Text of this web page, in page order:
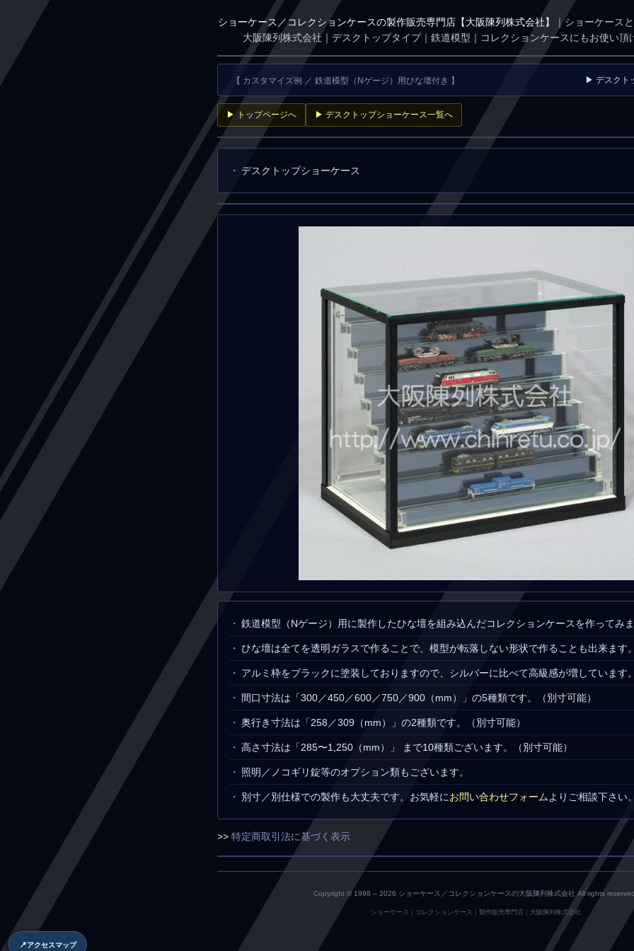
ショーケース／コレクションケースの製作販売専門店【大阪陳列株式会社】
｜ショーケース
大阪陳列株式会社｜デスクトップタイプ｜鉄道模型｜コレクションケースにもお使い頂
【 カスタマイズ例 ／ 鉄道模型（Nゲージ）用ひな壇付き 】 ▶ デスクト
▶ トップページへ ▶ デスクトップショーケース一覧へ
デスクトップショーケース
鉄道模型（Nゲージ）用に製作したひな壇を組み込んだコレクションケースを作ってみ
ひな壇は全てを透明ガラスで作ることで、模型が転落しない形状で作ることも出来ます
アルミ枠をブラックに塗装しておりますので、シルバーに比べて高級感が増しています
間口寸法は「300／450／600／750／900（mm）」の5種類です。（別寸可能）
奥行き寸法は「258／309（mm）」の2種類です。（別寸可能）
高さ寸法は「285〜1,250（mm）」 まで10種類ございます。（別寸可能）
照明／ノコギリ錠等のオプション類もございます。
別寸／別仕様での製作も大丈夫です。お気軽にお問い合わせフォームよりご相談下さい
>> 特定商取引法に基づく表示
Copyright © 1998 – 2026 ショーケース／コレクションケースの大阪陳列株式会社 All rights
ショーケース｜コレクションケース｜製作販売専門店｜大阪陳列株式会社
📍アクセスマップ